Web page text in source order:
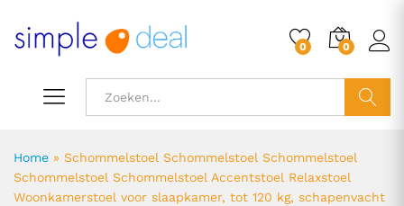
0 0
Home » Schommelstoel Schommelstoel Schommelstoel
Schommelstoel Schommelstoel Accentstoel Relaxstoel
Woonkamerstoel voor slaapkamer, tot 120 kg, schapenvacht